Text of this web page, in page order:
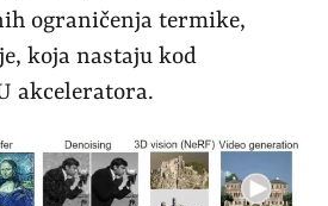
ograničenja termike,
koja nastaju kod
akceleratora.